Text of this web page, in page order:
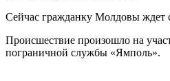
Сейчас гражданку Молдовы ждет
Происшествие произошло на
пограничной службы «Ямполь».